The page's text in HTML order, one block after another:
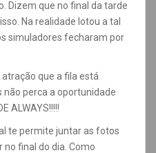
Dizem que no final da tarde
Na realidade lotou a tal
simuladores fecharam por
que a fila está
não perca a oportunidade
ALWAYS!!!!!
te permite juntar as fotos
final do dia. Como